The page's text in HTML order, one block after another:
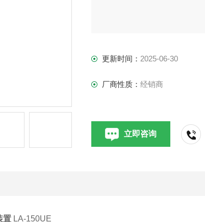
更新时间： 2025-06-30
厂商性质：经销商
立即咨询
置LA-150UE